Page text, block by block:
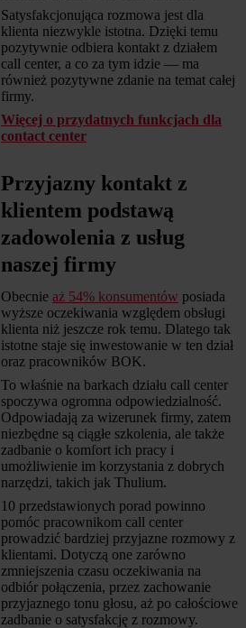
Satysfakcjonująca rozmowa jest dla
klienta niezwykle istotna. Dzięki temu
pozytywnie odbiera kontakt z działem
call center, a co za tym idzie — ma
również pozytywne zdanie na temat całej
firmy.
Więcej o przydatnych funkcjach dla
contact center
Przyjazny kontakt z
klientem podstawą
zadowolenia z usług
naszej firmy
Obecnie aż 54% konsumentów posiada
wyższe oczekiwania względem obsługi
klienta niż jeszcze rok temu. Dlatego tak
istotne staje się inwestowanie w ten dział
oraz pracowników BOK.
To właśnie na barkach działu call center
spoczywa ogromna odpowiedzialność.
Odpowiadają za wizerunek firmy, zatem
niezbędne są ciągłe szkolenia, ale także
zadbanie o komfort ich pracy i
umożliwienie im korzystania z dobrych
narzędzi, takich jak Thulium.
10 przedstawionych porad powinno
pomóc pracownikom call center
prowadzić bardziej przyjazne rozmowy z
klientami. Dotyczą one zarówno
zmniejszenia czasu oczekiwania na
odbiór połączenia, przez zachowanie
przyjaznego tonu głosu, aż po całościowe
zadbanie o satysfakcję z rozmowy.